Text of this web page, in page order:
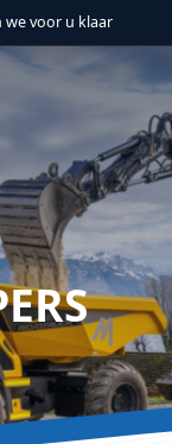
we voor u klaar